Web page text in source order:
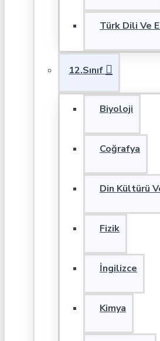
Türk Dili Ve
12.Sınıf
Biyoloji
Coğrafya
Din Kültürü
Fizik
İngilizce
Kimya